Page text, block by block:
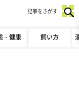
・健康 飼い方
記事をさがす